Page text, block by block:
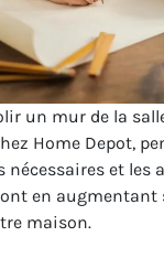
un mur de la
Home Depot,
nécessaires et les
en
maison.